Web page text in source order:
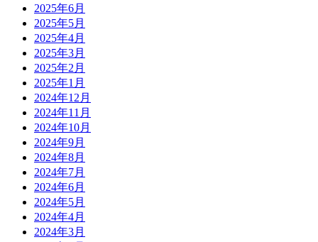
2025年6月
2025年5月
2025年4月
2025年3月
2025年2月
2025年1月
2024年12月
2024年11月
2024年10月
2024年9月
2024年8月
2024年7月
2024年6月
2024年5月
2024年4月
2024年3月